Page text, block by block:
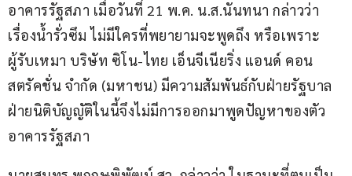
อาคารรัฐสภา เมื่อวันที่ 21 พ.ค. น.ส.นันทนา กล่าวว่า
เรื่องน้ำรั่วซึม ไม่มีใครที่พยายามจะพูดถึง หรือเพราะ
ผู้รับเหมา บริษัท ซิโน-ไทย เอ็นจีเนียริ่ง แอนด์ คอน
สตรัคชั่น จำกัด (มหาชน) มีความสัมพันธ์กับฝ่ายรัฐบาล
ฝ่ายนิติบัญญัติในนี้จึงไม่มีการออกมาพูดปัญหาของตัว
อาคารรัฐสภา